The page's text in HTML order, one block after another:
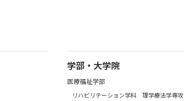
学部・大学院
医療福祉学部
リハビリテーション学科 理学療法学専攻